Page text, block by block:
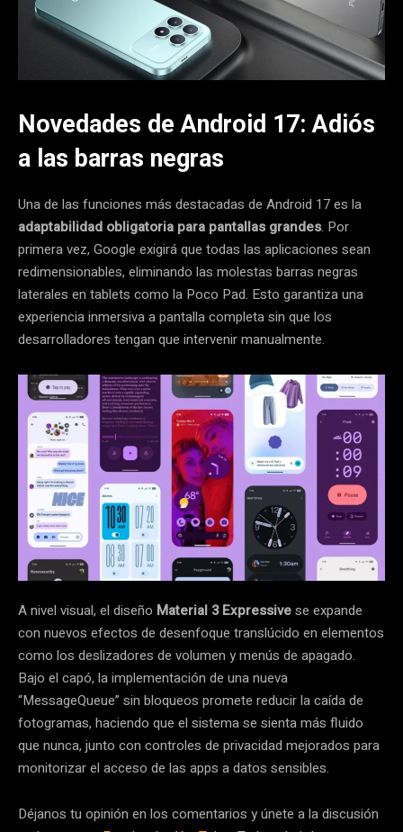
Novedades de Android 17: Adiós
a las barras negras
Una de las funciones más destacadas de Android 17 es la
adaptabilidad obligatoria para pantallas grandes. Por
primera vez, Google exigirá que todas las aplicaciones sean
redimensionables, eliminando las molestas barras negras
laterales en tablets como la Poco Pad. Esto garantiza una
experiencia inmersiva a pantalla completa sin que los
desarrolladores tengan que intervenir manualmente.
A nivel visual, el diseño Material 3 Expressivese expande
con nuevos efectos de desenfoque translúcido en elementos
como los deslizadores de volumen y menús de apagado.
Bajo el capó, la implementación de una nueva
“MessageQueue” sin bloqueos promete reducir la caída de
fotogramas, haciendo que el sistema se sienta más fluido
que nunca, junto con controles de privacidad mejorados para
monitorizar el acceso de las apps a datos sensibles.
Déjanos tu opinión en los comentarios y únete a la discusión